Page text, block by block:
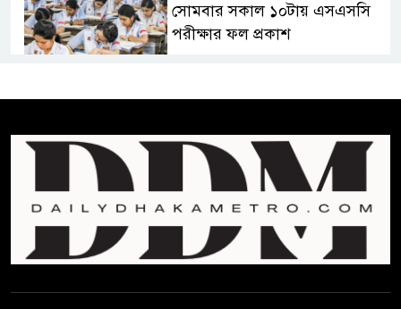
সোমবার সকাল ১০টায় এসএসসি
পরীক্ষার ফল প্রকাশ
প্রধানমন্ত্রী
ফিফা সভাপতির বিরুদ্ধে এবার
‘নারী সংক্রান্ত অভিযোগ
ছেলেকে নিয়ে রোনালদোর যে বড়